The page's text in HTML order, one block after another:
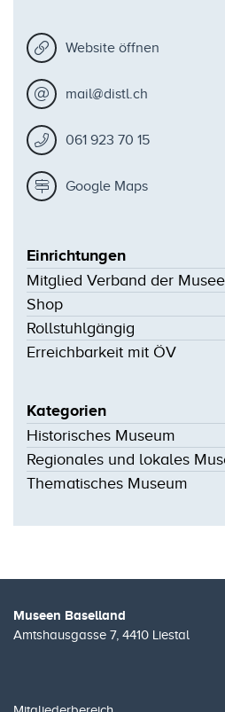
Website öffnen
mail@distl.ch
061 923 70 15
Google Maps
Einrichtungen
Mitglied Verband der
Shop
Rollstuhlgängig
Erreichbarkeit mit ÖV
Kategorien
Historisches Museum
Regionales und lokales
Thematisches Museum
Museen Baselland
Amtshausgasse 7, 4410 Liestal